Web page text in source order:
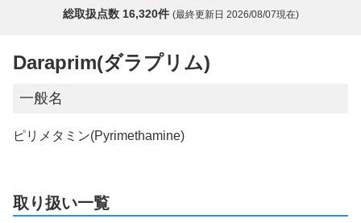
総取扱点数 16,320件 (最終更新日 2026/08/07現在)
Daraprim(ダラプリム)
一般名
ピリメタミン(Pyrimethamine)
取り扱い一覧